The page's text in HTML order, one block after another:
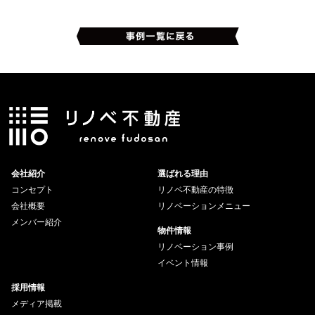
会社紹介
コンセプト
会社概要
メンバー紹介
選ばれる理由
リノベ不動産の特徴
リノベーションメニュー
物件情報
リノベーション事例
イベント情報
採用情報
メディア掲載